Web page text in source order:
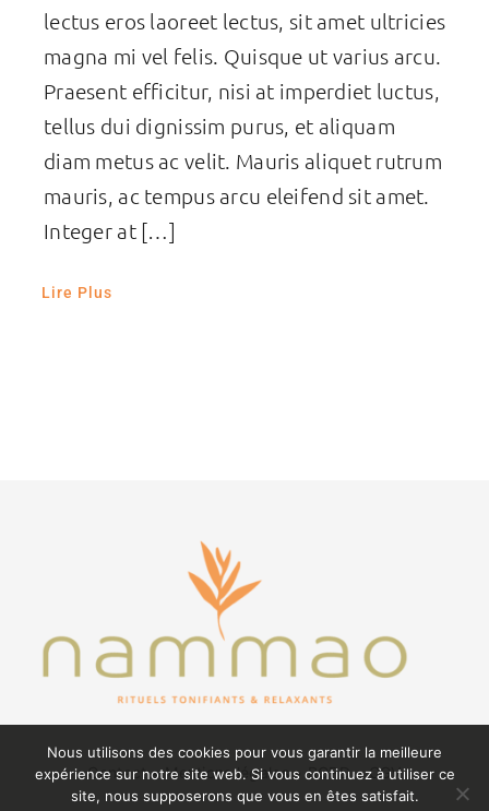
lectus eros laoreet lectus, sit amet ultricies
magna mi vel felis. Quisque ut varius arcu.
Praesent efficitur, nisi at imperdiet luctus,
tellus dui dignissim purus, et aliquam
diam metus ac velit. Mauris aliquet rutrum
mauris, ac tempus arcu eleifend sit amet.
Integer at […]
Lire Plus
Contact•Mentions légales•RGPD•CGV
Nous utilisons des cookies pour vous garantir la meilleure
expérience sur notre site web. Si vous continuez à utiliser ce
site, nous supposerons que vous en êtes satisfait.